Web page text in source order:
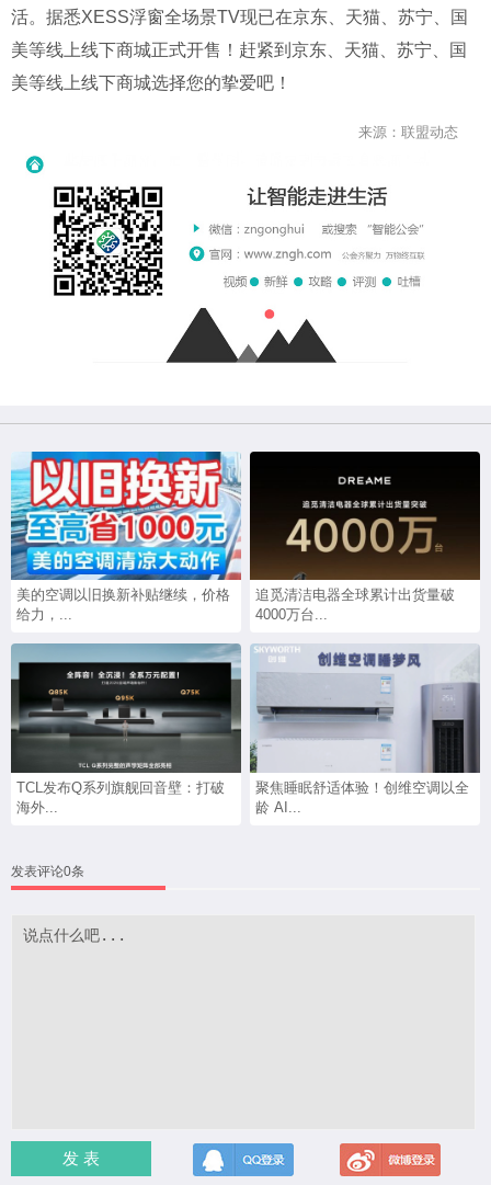
活。据悉XESS浮窗全场景TV现已在京东、天猫、苏宁、国
美等线上线下商城正式开售！赶紧到京东、天猫、苏宁、国
美等线上线下商城选择您的挚爱吧！
来源：联盟动态
美的空调以旧换新补贴继续，价格
给力，...
追觅清洁电器全球累计出货量破
4000万台...
TCL发布Q系列旗舰回音壁：打破
海外...
聚焦睡眠舒适体验！创维空调以全
龄 AI...
发表评论0条
发 表